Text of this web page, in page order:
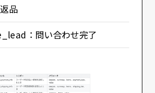
品
：問い合わせ完了